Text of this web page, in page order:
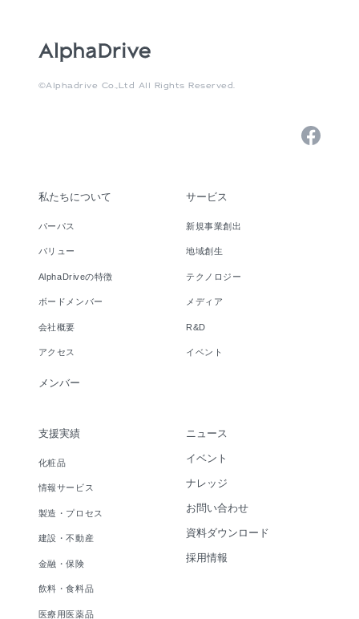
©Alphadrive Co.,Ltd All Rights Reserved.
私たちについて
パーパス
バリュー
AlphaDriveの特徴
ボードメンバー
会社概要
アクセス
メンバー
サービス
新規事業創出
地域創生
テクノロジー
メディア
R&D
イベント
支援実績
化粧品
情報サービス
製造・プロセス
建設・不動産
金融・保険
飲料・食料品
医療用医薬品
ニュース
イベント
ナレッジ
お問い合わせ
資料ダウンロード
採用情報